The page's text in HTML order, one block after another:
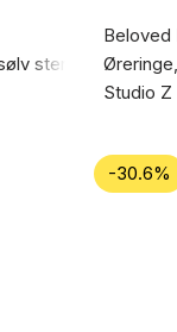
sterling 925
Beloved
Studio Z
-30.6%